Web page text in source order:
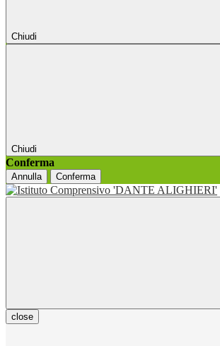
Chiudi
Chiudi
Conferma
Annulla Conferma
close